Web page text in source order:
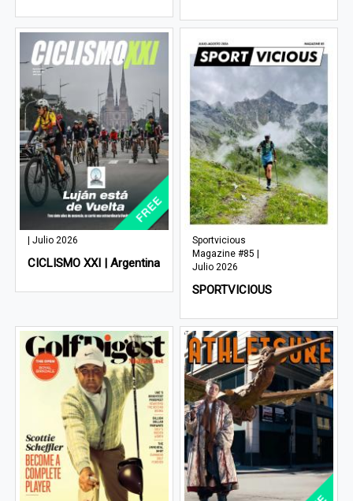
| Julio 2026
CICLISMO XXI | Argentina
Sportvicious
Magazine #85 |
Julio 2026
SPORTVICIOUS